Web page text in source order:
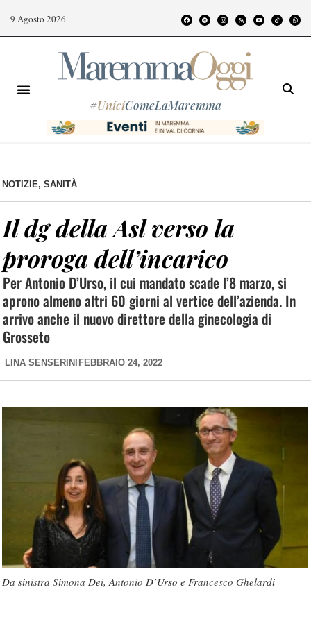
9 Agosto 2026
#UniciComeLaMaremma
NOTIZIE, SANITÀ
Il dg della Asl verso la
proroga dell’incarico
Per Antonio D’Urso, il cui mandato scade l’8 marzo, si
aprono almeno altri 60 giorni al vertice dell’azienda. In
arrivo anche il nuovo direttore della ginecologia di
Grosseto
LINA SENSERINI FEBBRAIO 24, 2022
Da sinistra Simona Dei, Antonio D’Urso e Francesco Ghelardi